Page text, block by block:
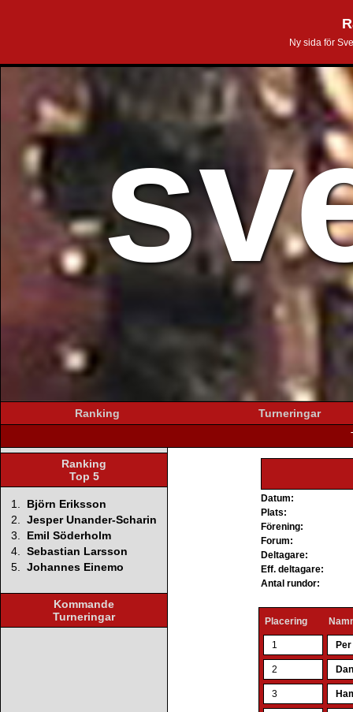
Ny sida för
Ranking
Turneringar
Ranking
Top 5
1.
Björn Eriksson
2. Jesper Unander-Scharin
3.
Emil Söderholm
4. Sebastian Larsson
5. Johannes Einemo
Kommande
Turneringar
Datum:
Plats:
Förening:
Forum:
Deltagare:
Eff. deltagare:
Antal rundor:
Placering
1
2
3